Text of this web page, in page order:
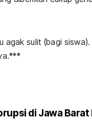
agak sulit (bagi
di Jawa Barat